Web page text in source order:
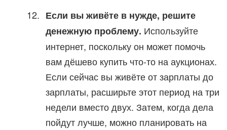
Если вы живёте в нужде, решите
денежную проблему. Используйте
интернет, поскольку он может помочь
вам дёшево купить что-то на аукционах.
Если сейчас вы живёте от зарплаты до
зарплаты, расширьте этот период на три
недели вместо двух. Затем, когда дела
пойдут лучше, можно планировать на